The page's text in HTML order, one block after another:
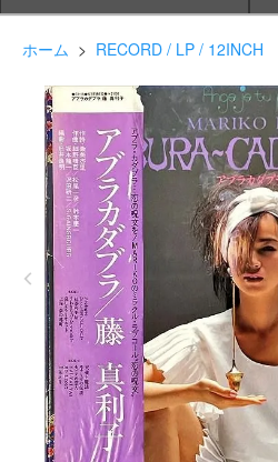
ホーム > RECORD / LP / 12INCH